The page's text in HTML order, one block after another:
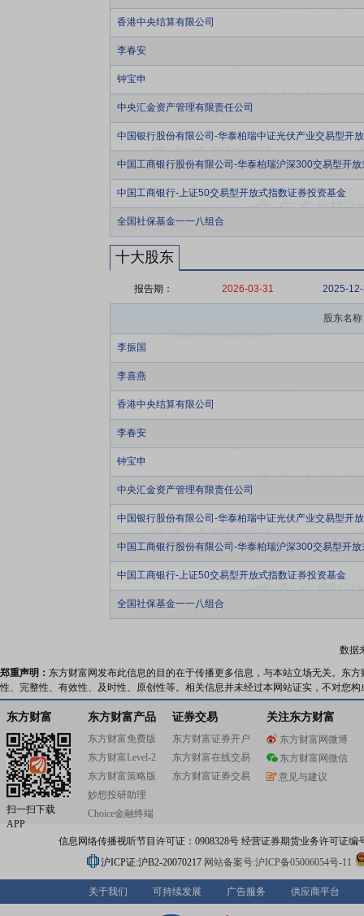
香港中央结算有限公司
李春安
钟宝申
中央汇金资产管理有限责任公司
中国银行股份有限公司-华泰柏瑞中证光伏产业交易型开
中国工商银行股份有限公司-华泰柏瑞沪深300交易型开
中国工商银行-上证50交易型开放式指数证券投资基金
全国社保基金一一八组合
十大股东
报告期： 2026-03-31 2025-
股东名称
李振国
李喜燕
香港中央结算有限公司
李春安
钟宝申
中央汇金资产管理有限责任公司
中国银行股份有限公司-华泰柏瑞中证光伏产业交易型开
中国工商银行股份有限公司-华泰柏瑞沪深300交易型开
中国工商银行-上证50交易型开放式指数证券投资基金
全国社保基金一一八组合
数据
郑重声明： 东方财富网发布此信息的目的在于传播更多信息，与本站立场无关。东
性、完整性、有效性、及时性、原创性等。相关信息并未经过本网站证实，不对您
东方财富
扫一扫下载
APP
东方财富产品
东方财富免费版
东方财富Level-2
东方财富策略版
妙想投研助理
Choice金融终端
证券交易
东方财富证券开户
东方财富在线交易
东方财富证券交易
关注东方财富
东方财富网微博
东方财富网微信
意见与建议
信息网络传播视听节目许可证：0908328号 经营证券期货业务许可证编
沪ICP证:沪B2-20070217 网站备案号:沪ICP备05006054号-11
关于我们 可持续发展 广告服务 供应商平台